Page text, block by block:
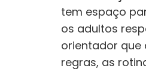
tem espaço
os adultos
orientador que
regras, as